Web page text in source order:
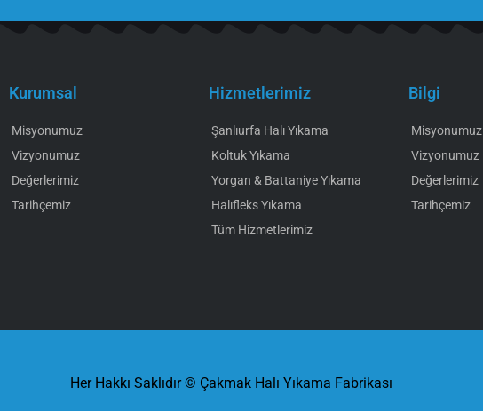
Kurumsal
Misyonumuz
Vizyonumuz
Değerlerimiz
Tarihçemiz
Hizmetlerimiz
Şanlıurfa Halı Yıkama
Koltuk Yıkama
Yorgan & Battaniye Yıkama
Halıfleks Yıkama
Tüm Hizmetlerimiz
Bilgi
Misyonumuz
Vizyonumuz
Değerlerimiz
Tarihçemiz
Her Hakkı Saklıdır © Çakmak Halı Yıkama Fabrikası